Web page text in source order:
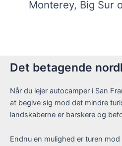
Monterey, Big Sur
Det betagende
Når du lejer autocamper i San
at begive sig mod det mindre
landskaberne er barskere og
Endnu en mulighed er turen